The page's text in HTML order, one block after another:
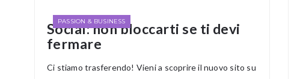
Social: non bloccarti se ti devi
fermare
Ci stiamo trasferendo! Vieni a scoprire il nuovo sito su
PASSION & BUSINESS